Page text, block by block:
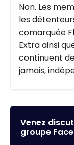
Non. Les
les
comarquée
Extra ainsi
continuent
jamais,
Venez
groupe